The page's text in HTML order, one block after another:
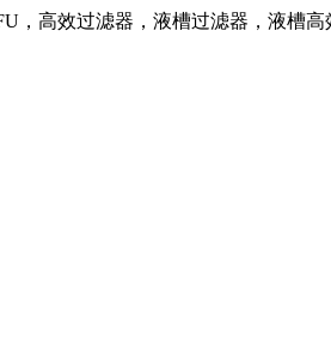
高效过滤器，液槽过滤器，液槽